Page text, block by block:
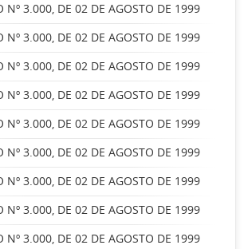
Nº 3.000, DE 02 DE AGOSTO DE 1999
Nº 3.000, DE 02 DE AGOSTO DE 1999
Nº 3.000, DE 02 DE AGOSTO DE 1999
Nº 3.000, DE 02 DE AGOSTO DE 1999
Nº 3.000, DE 02 DE AGOSTO DE 1999
Nº 3.000, DE 02 DE AGOSTO DE 1999
Nº 3.000, DE 02 DE AGOSTO DE 1999
Nº 3.000, DE 02 DE AGOSTO DE 1999
Nº 3.000, DE 02 DE AGOSTO DE 1999